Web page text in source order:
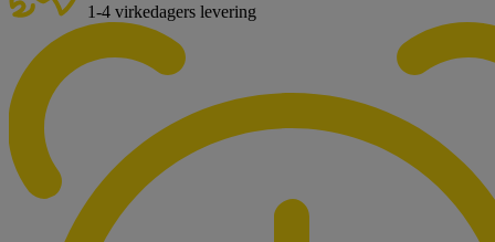
1-4 virkedagers levering